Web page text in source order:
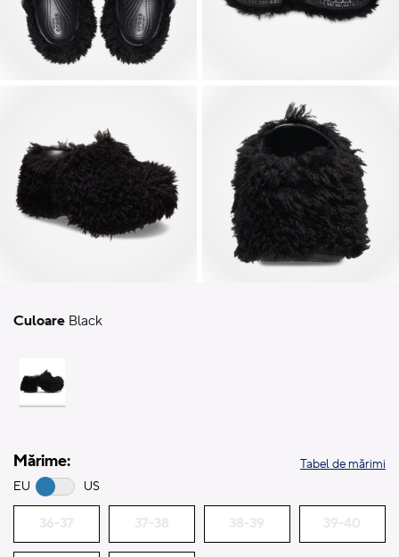
Culoare Black
Mărime:
EU US
Tabel de mărimi
36-37 37-38 38-39 39-40